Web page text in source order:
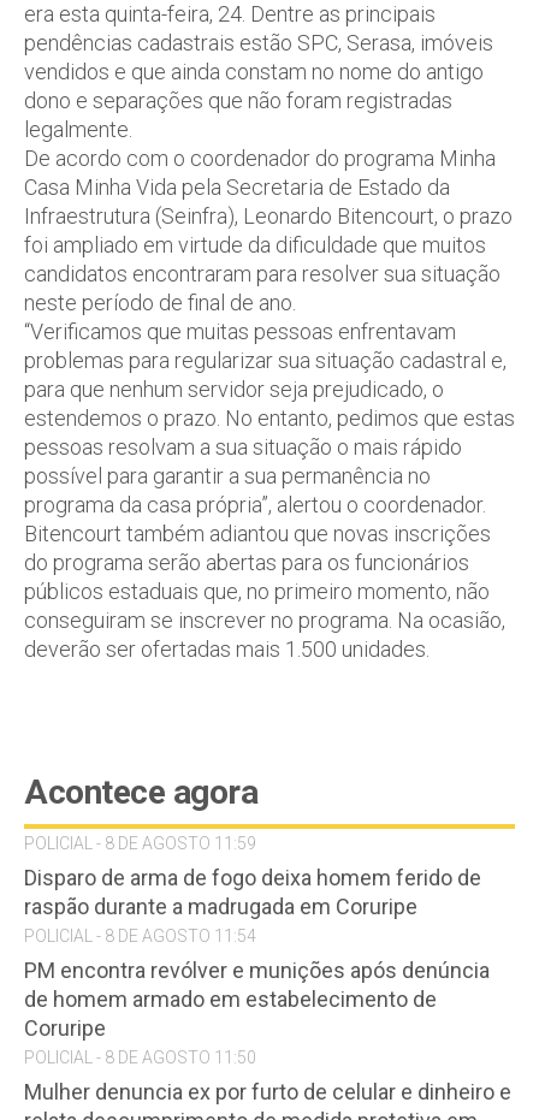
era esta quinta-feira, 24. Dentre as principais
pendências cadastrais estão SPC, Serasa, imóveis
vendidos e que ainda constam no nome do antigo
dono e separações que não foram registradas
legalmente.
De acordo com o coordenador do programa Minha
Casa Minha Vida pela Secretaria de Estado da
Infraestrutura (Seinfra), Leonardo Bitencourt, o prazo
foi ampliado em virtude da dificuldade que muitos
candidatos encontraram para resolver sua situação
neste período de final de ano.
“Verificamos que muitas pessoas enfrentavam
problemas para regularizar sua situação cadastral e,
para que nenhum servidor seja prejudicado, o
estendemos o prazo. No entanto, pedimos que estas
pessoas resolvam a sua situação o mais rápido
possível para garantir a sua permanência no
programa da casa própria”, alertou o coordenador.
Bitencourt também adiantou que novas inscrições
do programa serão abertas para os funcionários
públicos estaduais que, no primeiro momento, não
conseguiram se inscrever no programa. Na ocasião,
deverão ser ofertadas mais 1.500 unidades.
Acontece agora
POLICIAL - 8 DE AGOSTO 11:59
Disparo de arma de fogo deixa homem ferido de
raspão durante a madrugada em Coruripe
POLICIAL - 8 DE AGOSTO 11:54
PM encontra revólver e munições após denúncia
de homem armado em estabelecimento de
Coruripe
POLICIAL - 8 DE AGOSTO 11:50
Mulher denuncia ex por furto de celular e dinheiro e